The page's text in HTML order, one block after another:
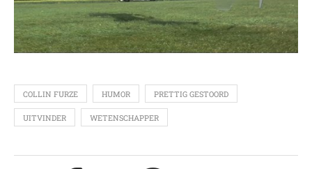
COLLIN FURZE HUMOR PRETTIG GESTOORD
UITVINDER WETENSCHAPPER